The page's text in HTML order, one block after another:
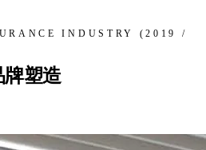
INDUSTRY (2019 /
牌塑造